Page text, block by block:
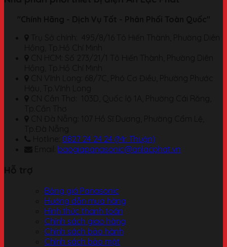
0827 24 24 24 (Mr. Thuận)
baogiapanasonic@anlacphat.vn
Bảng giá Panasonic
Hướng dẫn mua hàng
Hình thức thanh toán
Chính sách giao hàng
Chính sách bảo hành
Chính sách bảo mật